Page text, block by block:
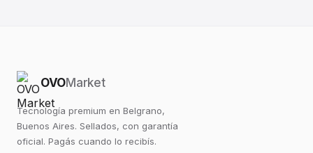
OVOMarket
Tecnología premium en Belgrano,
Buenos Aires. Sellados, con garantía
oficial. Pagás cuando lo recibís.